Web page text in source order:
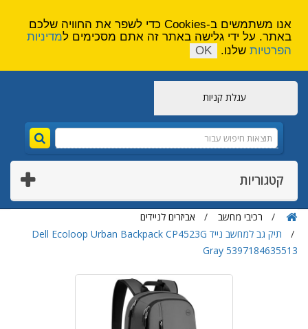
עגלת קניות
קטגוריות
רכיבי מחשב
אביזרים לניידים
תיק גב למחשב נייד Dell Ecoloop Urban Backpack CP4523G
Gray 5397184635513
אנו משתמשים ב-Cookies כדי לשפר את החוויה שלכם
באתר. על ידי גלישה באתר זה אתם מסכימים למדיניות
הפרטיות שלנו. OK